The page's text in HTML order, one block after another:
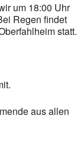
um 18:00 Uhr
Regen findet
statt.
aus allen